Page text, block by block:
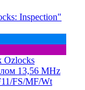
Inspection"